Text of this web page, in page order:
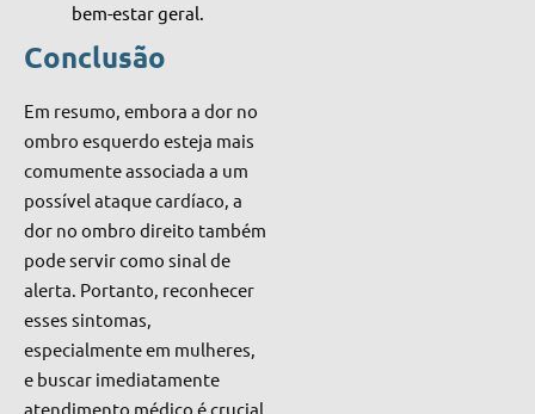
bem-estar geral.
Conclusão
Em resumo, embora a dor no
ombro esquerdo esteja mais
comumente associada a um
possível ataque cardíaco, a
dor no ombro direito também
pode servir como sinal de
alerta. Portanto, reconhecer
esses sintomas,
especialmente em mulheres,
e buscar imediatamente
atendimento médico é crucial